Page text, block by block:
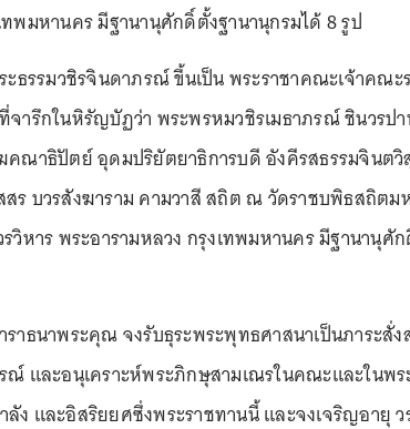
ทพมหานคร มีฐานานุศักดิ์ตั้งฐานานุกรมได้ 8 รูป
ะธรรมวชิรจินดาภรณ์ ขึ้นเป็น พระราชาคณะเจ้าคณะ
จารึกในหิรัญบัฏว่า พระพรหมวชิรเมธาภรณ์ ชินวรป
คณาธิปัตย์ อุดมปริยัตยาธิการบดี อังคีรสธรรมจินต
ร บวรสังฆาราม คามวาสี สถิต ณ วัดราชบพิธสถิตม
รวิหาร พระอารามหลวง กรุงเทพมหานคร มีฐานานุศั
ราธนาพระคุณ จงรับธุระพระพุทธศาสนาเป็นภาระสั่ง
ณ์ และอนุเคราะห์พระภิกษุสามเณรในคณะและในพร
ลัง และอิสริยยศซึ่งพระราชทานนี้ และจงเจริญอายุ